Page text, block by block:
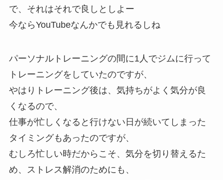
で、それはそれで良しとしよー
今ならYouTubeなんかでも見れるしね
パーソナルトレーニングの間に1人でジムに行って
トレーニングをしていたのですが、
やはりトレーニング後は、気持ちがよく気分が良
くなるので、
仕事が忙しくなると行けない日が続いてしまった
タイミングもあったのですが、
むしろ忙しい時だからこそ、気分を切り替えるた
め、ストレス解消のためにも、